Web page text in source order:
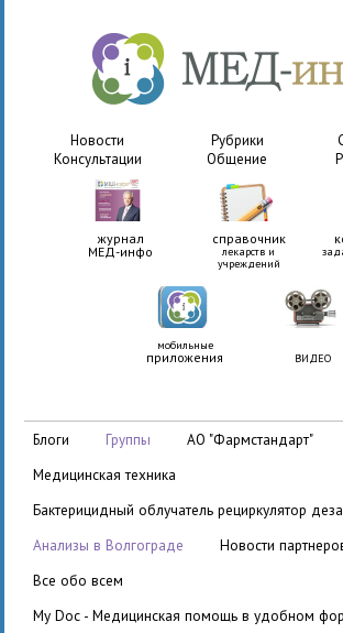
Новости Рубрики
Консультации
Общение
журнал
МЕД-инфо
справочник
лекарств и
учреждений
мобильные
приложения ВИДЕО
блоги группы АО "Фармстандарт"
медицинская техника
бактерицидный облучатель рециркулятор
Анализы в Волгограде
Новости
Все обо всем
My Doc - Медицинская помощь в удобном